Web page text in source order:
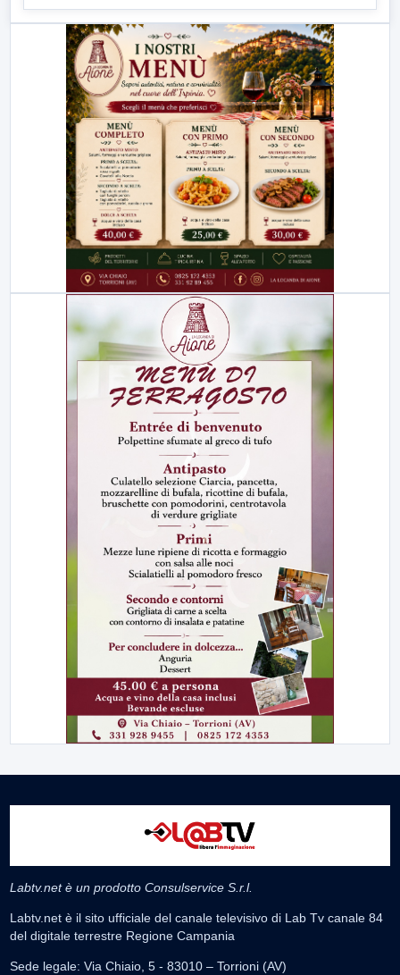
Labtv.net è un prodotto Consulservice S.r.l.
Labtv.net è il sito ufficiale del canale televisivo di Lab Tv canale 84
del digitale terrestre Regione Campania
Sede legale: Via Chiaio, 5 - 83010 – Torrioni (AV)